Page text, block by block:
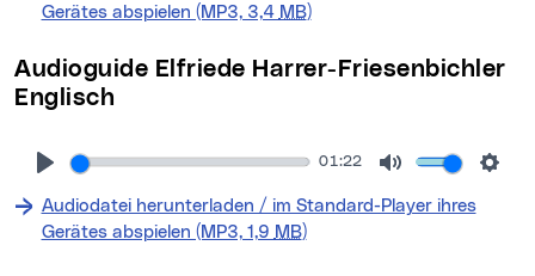
Gerätes abspielen (MP3, 3,4 MB)(neues Fenster)
Audioguide Elfriede Harrer-Friesenbichler
Englisch
01:22
Audiodatei herunterladen / im Standard-Player ihres
Gerätes abspielen (MP3, 1,9 MB)(neues Fenster)